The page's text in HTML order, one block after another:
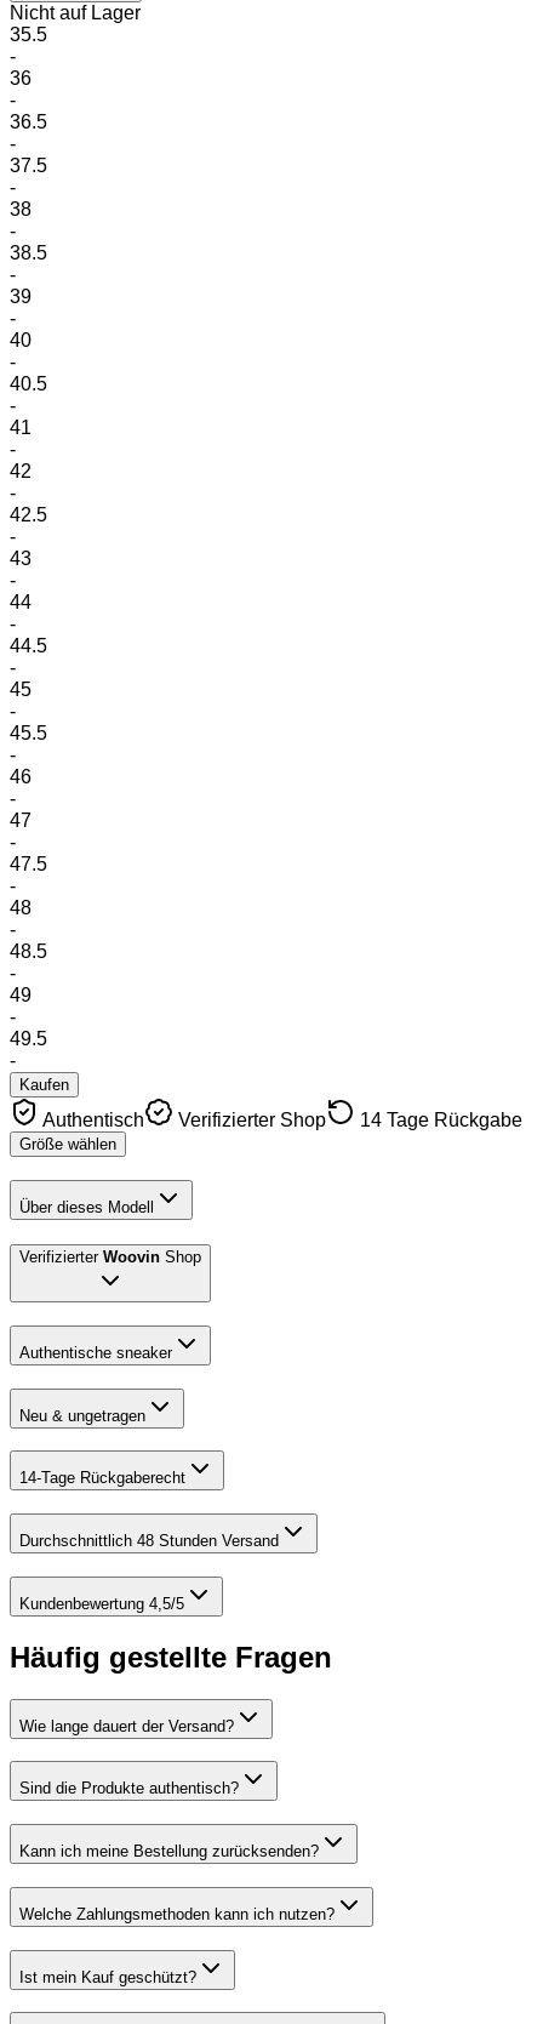
Nicht auf Lager
35.5
-
36
-
36.5
-
37.5
-
38
-
38.5
-
39
-
40
-
40.5
-
41
-
42
-
42.5
-
43
-
44
-
44.5
-
45
-
45.5
-
46
-
47
-
47.5
-
48
-
48.5
-
49
-
49.5
-
Kaufen
Authentisch Verifizierter Shop 14 Tage Rückgabe
Größe wählen
Über dieses Modell
Verifizierter Woovin Shop
Authentische sneaker
Neu & ungetragen
14-Tage Rückgaberecht
Durchschnittlich 48 Stunden Versand
Kundenbewertung 4,5/5
Häufig gestellte Fragen
Wie lange dauert der Versand?
Sind die Produkte authentisch?
Kann ich meine Bestellung zurücksenden?
Welche Zahlungsmethoden kann ich nutzen?
Ist mein Kauf geschützt?